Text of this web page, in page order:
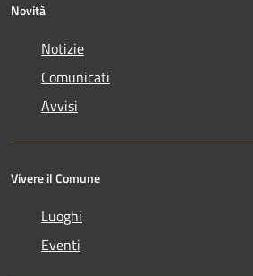
Novità
Notizie
Comunicati
Avvisi
Vivere il Comune
Luoghi
Eventi